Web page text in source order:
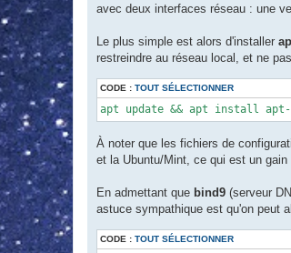
avec deux interfaces réseau : une
Le plus simple est alors d'installer
restreindre au réseau local, et ne
CODE : TOUT SÉLECTIONNER
apt update && apt install apt-
À noter que les fichiers de
et la Ubuntu/Mint, ce qui est un gain
En admettant que bind9 (serveur
astuce sympathique est qu'on peut
CODE : TOUT SÉLECTIONNER